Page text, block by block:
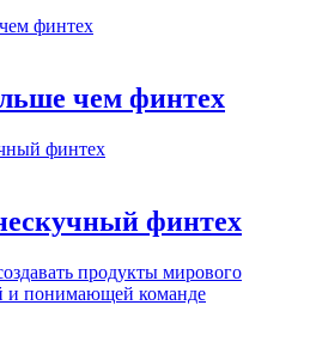
чем финтех
финтех